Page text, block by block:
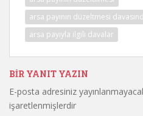
arsa payının düzeltmesi
arsa payıyla ilgili davalar
BIR YANIT YAZIN
E-posta adresiniz
işaretlenmişlerdir